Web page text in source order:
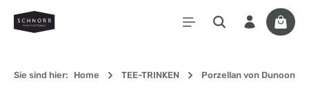
Zum Hauptinhalt springen
Sie sind hier: Home TEE-TRINKEN Porzellan von Dunoon